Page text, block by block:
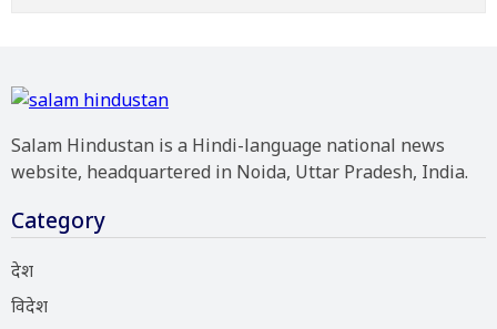
Salam Hindustan is a Hindi-language national news
website, headquartered in Noida, Uttar Pradesh, India.
Category
देश
विदेश